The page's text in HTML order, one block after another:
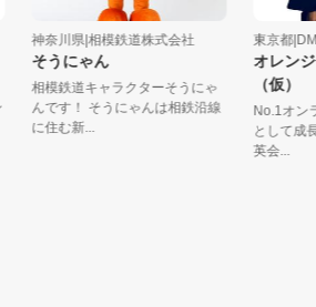
神奈川県|相模鉄道株式会社
そうにゃん
相模鉄道キャラクターそうにゃ
んです！ そうにゃんは相鉄沿線
に住む新...
東京都|DMM
オレンジ色
（仮）
No.1オンライ
として成長し
英会...